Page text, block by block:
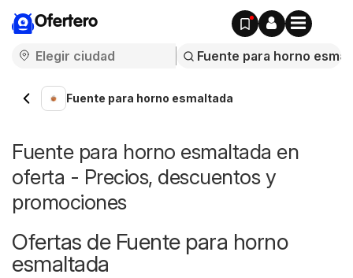
Ofertero
Fuente para horno esmaltada
Fuente para horno esmaltada en
oferta - Precios, descuentos y
promociones
Ofertas de Fuente para horno
esmaltada